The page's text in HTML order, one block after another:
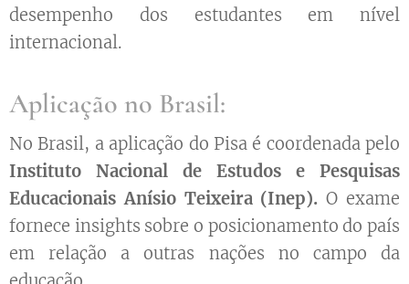
desempenho dos estudantes em nível
internacional.
Aplicação no Brasil:
No Brasil, a aplicação do Pisa é coordenada pelo
Instituto Nacional de Estudos e Pesquisas
Educacionais Anísio Teixeira (Inep). O exame
fornece insights sobre o posicionamento do país
em relação a outras nações no campo da